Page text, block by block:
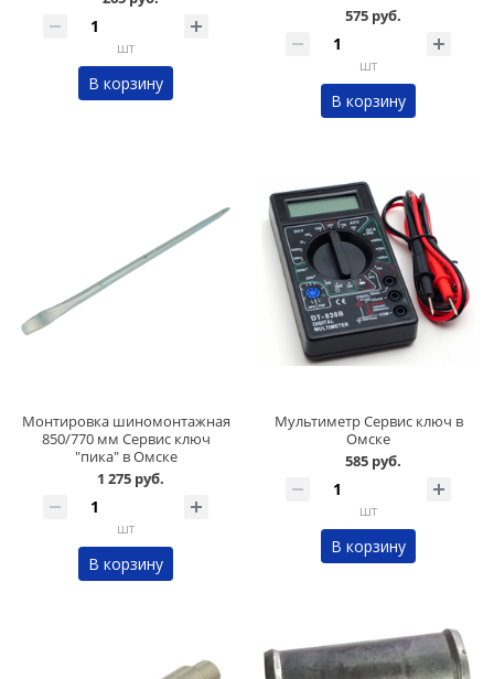
шт
В корзину
575 руб.
шт
В корзину
Монтировка шиномонтажная
850/770 мм Сервис ключ
"пика" в Омске
1 275 руб.
шт
В корзину
Мультиметр Сервис ключ в
Омске
585 руб.
шт
В корзину